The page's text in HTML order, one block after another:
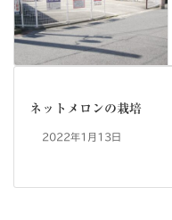
ネットメロンの栽培
2022年1月13日